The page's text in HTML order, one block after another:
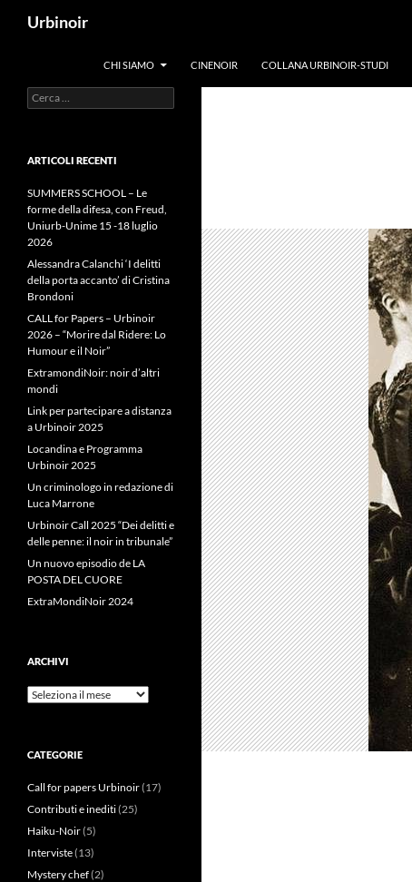
Urbinoir
CHI SIAMO CINENOIR COLLANA URBINOIR-STUDI
Ricerca
per:
ARTICOLI RECENTI
SUMMERS SCHOOL – Le
forme della difesa, con Freud,
Uniurb-Unime 15 -18 luglio
2026
Alessandra Calanchi ‘I delitti
della porta accanto’ di Cristina
Brondoni
CALL for Papers – Urbinoir
2026 – “Morire dal Ridere: Lo
Humour e il Noir”
ExtramondiNoir: noir d’altri
mondi
Link per partecipare a distanza
a Urbinoir 2025
Locandina e Programma
Urbinoir 2025
Un criminologo in redazione di
Luca Marrone
Urbinoir Call 2025 “Dei delitti e
delle penne: il noir in tribunale”
Un nuovo episodio de LA
POSTA DEL CUORE
ExtraMondiNoir 2024
ARCHIVI
Archivi
CATEGORIE
Call for papers Urbinoir(17)
Contributi e inediti(25)
Haiku-Noir(5)
Interviste(13)
Mystery chef(2)